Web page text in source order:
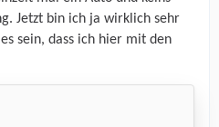
Jetzt bin ich ja wirklich sehr
sein, dass ich hier mit den